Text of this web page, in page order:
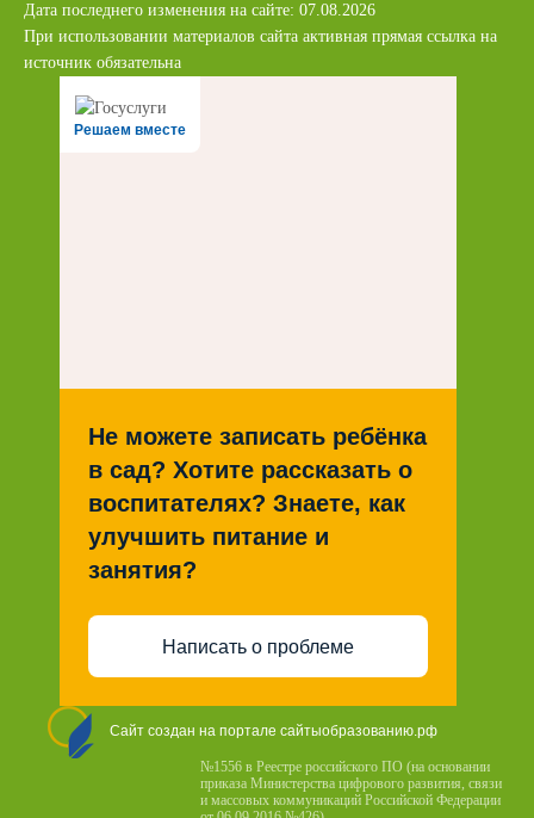
Дата последнего изменения на сайте: 07.08.2026
При использовании материалов сайта активная прямая ссылка на
источник обязательна
Решаем вместе
Не можете записать ребёнка
в сад? Хотите рассказать о
воспитателях? Знаете, как
улучшить питание и
занятия?
Написать о проблеме
Сайт создан на портале сайтыобразованию.рф
№1556 в Реестре российского ПО (на основании
приказа Министерства цифрового развития, связи
и массовых коммуникаций Российской Федерации